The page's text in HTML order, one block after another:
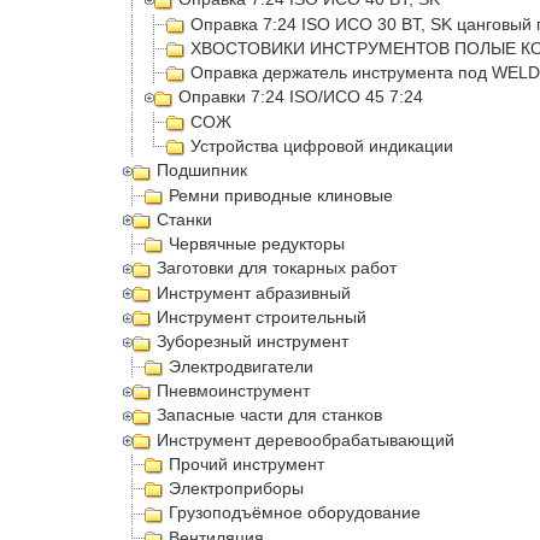
Оправка 7:24 ISO ИСО 30 BT, SK цанговый
ХВОСТОВИКИ ИНСТРУМЕНТОВ ПОЛЫЕ
Оправка держатель инструмента под
Оправки 7:24 ISO/ИСО 45 7:24
СОЖ
Устройства цифровой индикации
Подшипник
Ремни приводные клиновые
Станки
Червячные редукторы
Заготовки для токарных работ
Инструмент абразивный
Инструмент строительный
Зуборезный инструмент
Электродвигатели
Пневмоинструмент
Запасные части для станков
Инструмент деревообрабатывающий
Прочий инструмент
Электроприборы
Грузоподъёмное оборудование